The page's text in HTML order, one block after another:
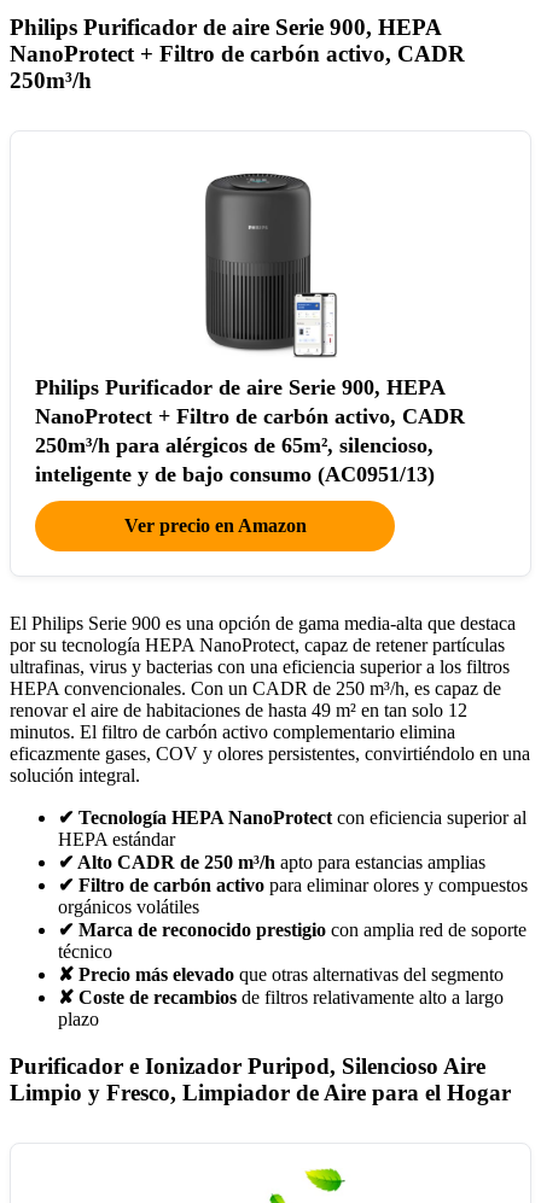
Philips Purificador de aire Serie 900, HEPA
NanoProtect + Filtro de carbón activo, CADR
250m³/h
Philips Purificador de aire Serie 900, HEPA
NanoProtect + Filtro de carbón activo, CADR
250m³/h para alérgicos de 65m², silencioso,
inteligente y de bajo consumo (AC0951/13)
Ver precio en Amazon
El Philips Serie 900 es una opción de gama media-alta que destaca
por su tecnología HEPA NanoProtect, capaz de retener partículas
ultrafinas, virus y bacterias con una eficiencia superior a los filtros
HEPA convencionales. Con un CADR de 250 m³/h, es capaz de
renovar el aire de habitaciones de hasta 49 m² en tan solo 12
minutos. El filtro de carbón activo complementario elimina
eficazmente gases, COV y olores persistentes, convirtiéndolo en una
solución integral.
✔ Tecnología HEPA NanoProtect con eficiencia superior al
HEPA estándar
✔ Alto CADR de 250 m³/h apto para estancias amplias
✔ Filtro de carbón activo para eliminar olores y compuestos
orgánicos volátiles
✔ Marca de reconocido prestigio con amplia red de soporte
técnico
✘ Precio más elevado que otras alternativas del segmento
✘ Coste de recambios de filtros relativamente alto a largo
plazo
Purificador e Ionizador Puripod, Silencioso Aire
Limpio y Fresco, Limpiador de Aire para el Hogar